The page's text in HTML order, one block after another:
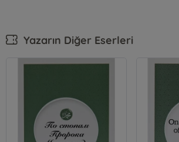
Yazarın Diğer Eserleri